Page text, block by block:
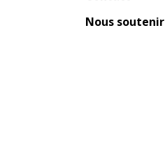
Nous soutenir